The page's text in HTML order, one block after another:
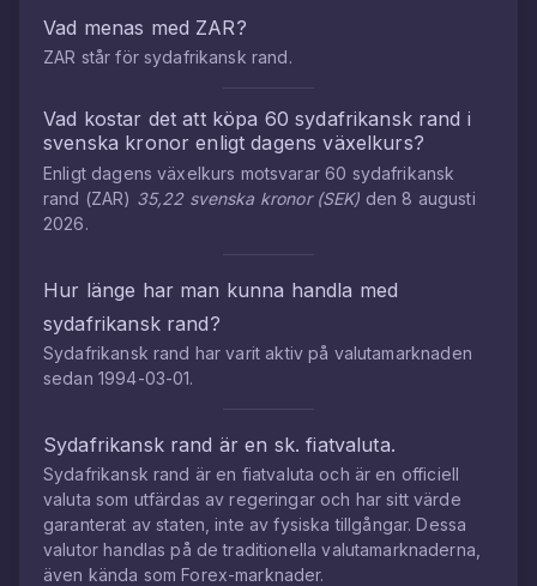
Vad menas med ZAR?
ZAR står för sydafrikansk rand.
Vad kostar det att köpa 60sydafrikansk rand i
svenska kronor enligt dagens växelkurs?
Enligt dagens växelkurs motsvarar60 sydafrikansk
rand (ZAR) 35,22 svenska kronor(SEK) den 8 augusti
2026.
Hur länge har man kunna handla med
sydafrikansk rand?
Sydafrikansk rand har varit aktiv på valutamarknaden
sedan 1994-03-01.
Sydafrikansk rand är en sk. fiatvaluta.
Sydafrikansk rand är en fiatvaluta och är en officiell
valuta som utfärdas av regeringar och har sitt värde
garanterat av staten, inte av fysiska tillgångar. Dessa
valutor handlas på de traditionella valutamarknaderna,
även kända som Forex-marknader.